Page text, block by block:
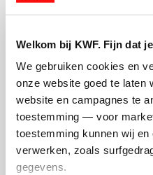
Welkom bij KWF. Fijn dat
We gebruiken cookies en
onze website goed te laten
website en campagnes te
toestemming — voor
toestemming kunnen wij
verwerken, zoals
gegevens.
Ik wil bijdragen
Opgehaald
€4.362